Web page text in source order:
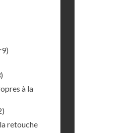
à la
retouche